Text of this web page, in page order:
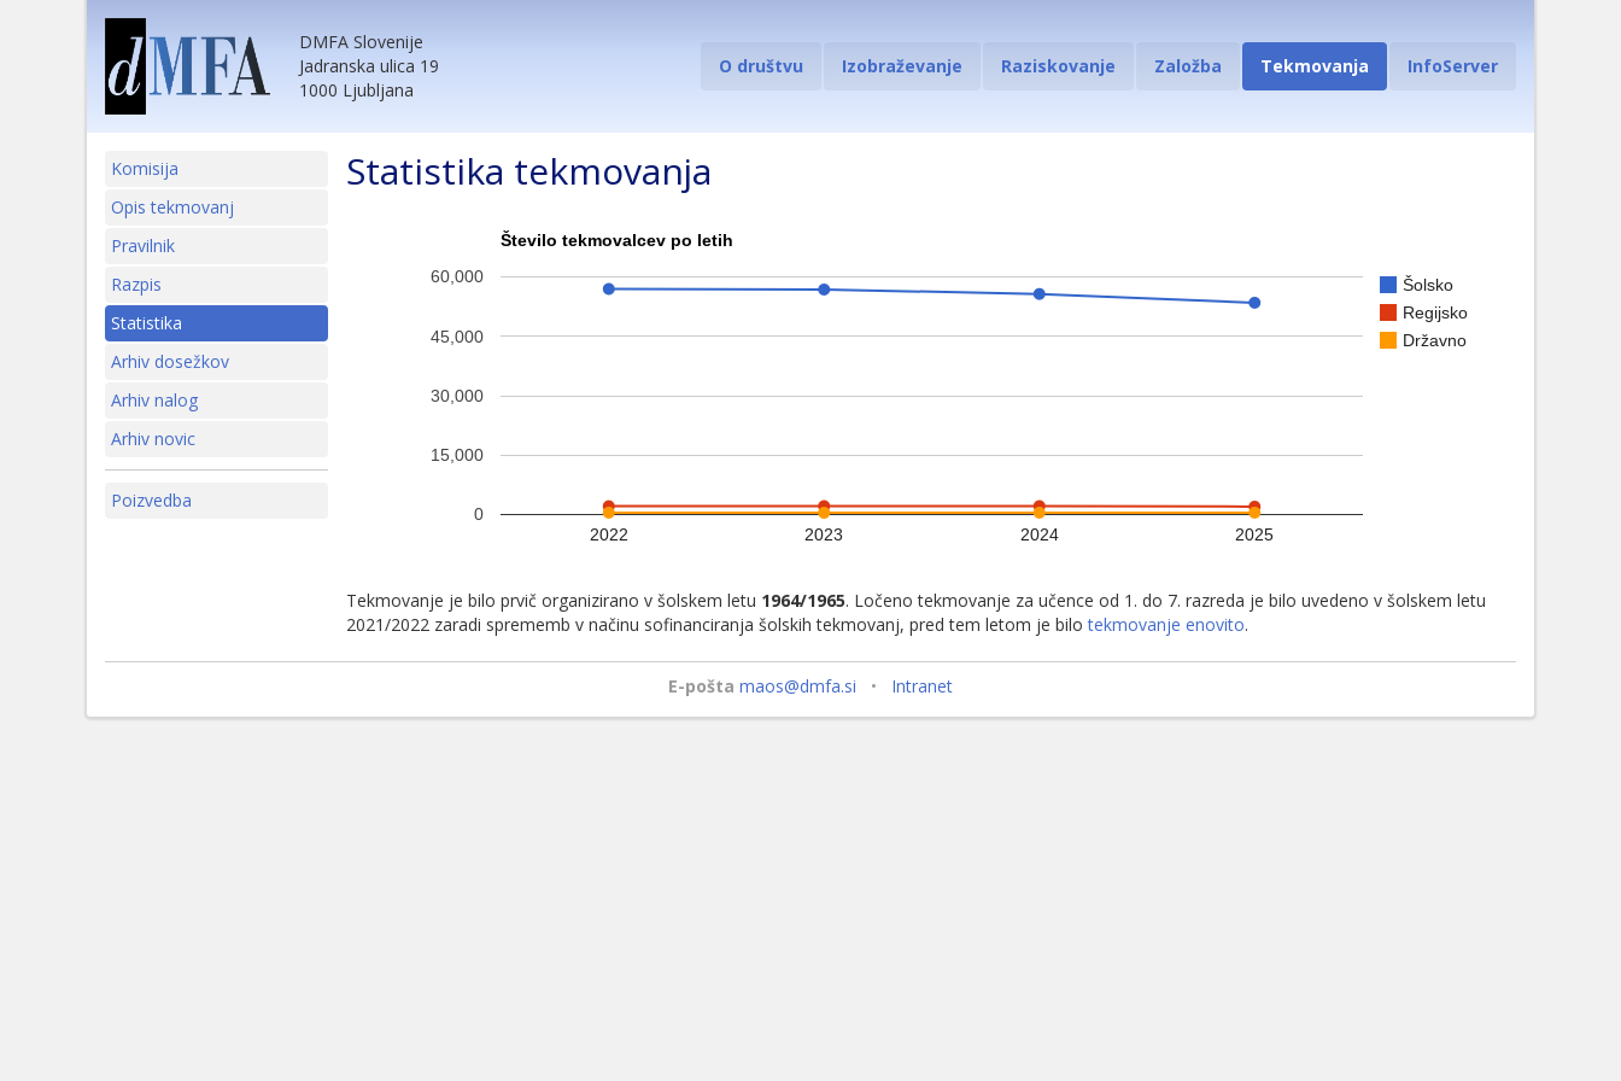
DMFA Slovenije
Jadranska ulica 19
1000 Ljubljana
O društvu Izobraževanje Raziskovanje Založba Tekmovanja InfoServer
Komisija
Opis tekmovanj
Pravilnik
Razpis
Statistika
Arhiv dosežkov
Arhiv nalog
Arhiv novic
Poizvedba
Statistika tekmovanja
Število tekmovalcev po letih
Šolsko
Regijsko
Državno
2022 2023 2024 2025
0
15,000
30,000
45,000
60,000
Tekmovanje je bilo prvič organizirano v šolskem letu 1964/1965. Ločeno tekmovanje za učence od 1. do 7. razreda je bilo uvedeno v šolskem letu
2021/2022 zaradi sprememb v načinu sofinanciranja šolskih tekmovanj, pred tem letom je bilotekmovanje enovito.
E-pošta maos@dmfa.si • Intranet